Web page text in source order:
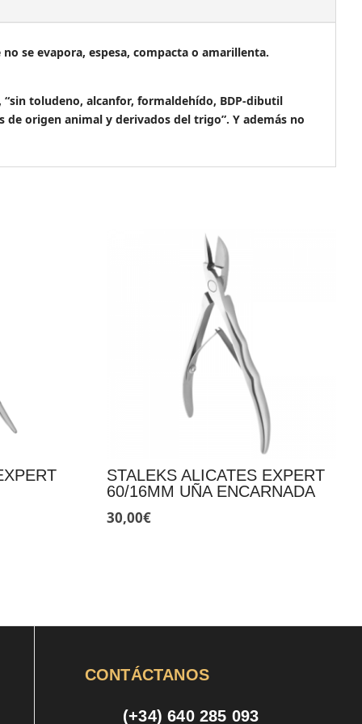
se evapora, espesa, compacta o amarillenta.
-, “sin toludeno, alcanfor, formaldehído, BDP-dibutil
origen animal y derivados del trigo”. Y además no
STALEKS ALICATES EXPERT
60/16MM UÑA ENCARNADA
30,00€
CONTÁCTANOS
(+34) 640 285 093